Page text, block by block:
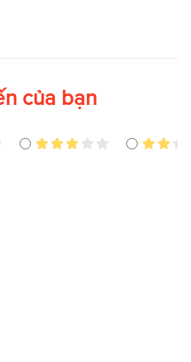
của bạn